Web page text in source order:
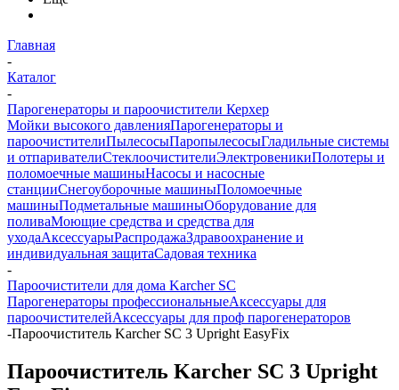
Главная
-
Каталог
-
Парогенераторы и пароочистители Керхер
Мойки высокого давленияПарогенераторы и
пароочистителиПылесосыПаропылесосыГладильные системы
и отпаривателиСтеклоочистителиЭлектровеникиПолотеры и
поломоечные машиныНасосы и насосные
станцииСнегоуборочные машиныПоломоечные
машиныПодметальные машиныОборудование для
поливаМоющие средства и средства для
уходаАксессуарыРаспродажаЗдравоохранение и
индивидуальная защитаСадовая техника
-
Пароочистители для дома Karcher SC
Парогенераторы профессиональныеАксессуары для
пароочистителейАксессуары для проф парогенераторов
-Пароочиститель Karcher SC 3 Upright EasyFix
Пароочиститель Karcher SC 3 Upright